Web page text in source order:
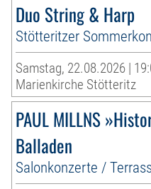
Duo String & Harp
Stötteritzer
Samstag, 22.08.2026 |
Marienkirche Stötteritz
PAUL MILLNS
Balladen
Salonkonzerte /